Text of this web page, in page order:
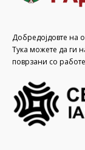
Добредојдовте на
Тука можете да ги
поврзани со